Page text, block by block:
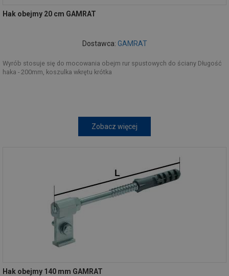
Hak obejmy 20 cm GAMRAT
Dostawca: GAMRAT
Wyrób stosuje się do mocowania obejm rur spustowych do ściany Długość
haka - 200mm, koszulka wkrętu krótka
Zobacz więcej
Hak obejmy 140 mm GAMRAT